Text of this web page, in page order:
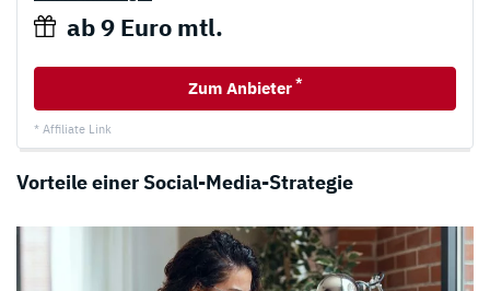
ab 9 Euro mtl.
Zum Anbieter *
* Affiliate Link
Vorteile einer Social-Media-Strategie